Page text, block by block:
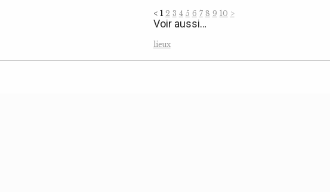
< 1 2 3 4 5 6 7 8 9 10 >
Voir aussi…
lieux